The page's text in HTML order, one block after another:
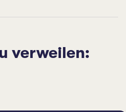
verweilen: